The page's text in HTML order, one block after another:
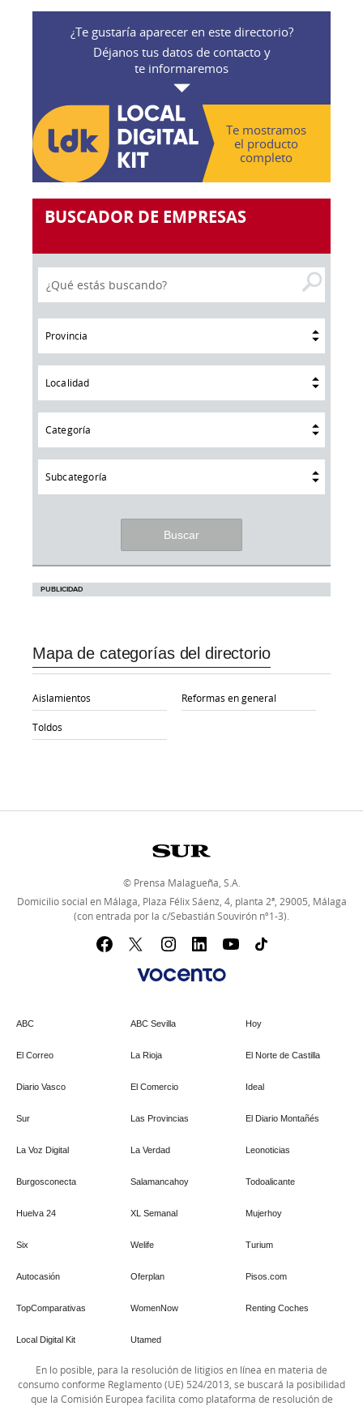
¿Te gustaría aparecer en este directorio?
Déjanos tus datos de contacto y
te informaremos
Te mostramos
el producto
completo
BUSCADOR DE EMPRESAS
Provincia
Localidad
Categoría
Subcategoría
Mapa de categorías del directorio
Aislamientos Reformas en general
Toldos
© Prensa Malagueña, S.A.
Domicilio social en Málaga, Plaza Félix Sáenz, 4, planta 2ª, 29005, Málaga
(con entrada por la c/Sebastián Souvirón nº1-3).
ABC ABC Sevilla Hoy
El Correo La Rioja El Norte de Castilla
Diario Vasco El Comercio Ideal
Sur Las Provincias El Diario Montañés
La Voz Digital La Verdad Leonoticias
Burgosconecta Salamancahoy Todoalicante
Huelva 24 XL Semanal Mujerhoy
Six Welife Turium
Autocasión Oferplan Pisos.com
TopComparativas WomenNow Renting Coches
Local Digital Kit Utamed
En lo posible, para la resolución de litigios en línea en materia de
consumo conforme Reglamento (UE) 524/2013, se buscará la posibilidad
que la Comisión Europea facilita como plataforma de resolución de